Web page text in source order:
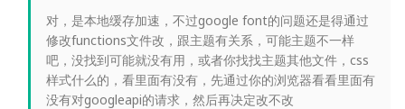
对，是本地缓存加速，不过google font的问题还是得通过
修改functions文件改，跟主题有关系，可能主题不一样
吧，没找到可能就没有用，或者你找找主题其他文件，css
样式什么的，看里面有没有，先通过你的浏览器看看里面有
没有对googleapi的请求，然后再决定改不改